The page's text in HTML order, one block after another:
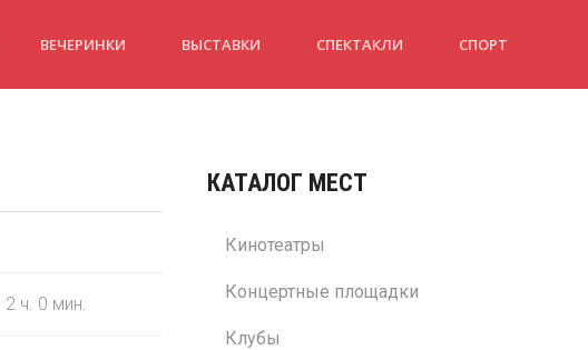
ВЕЧЕРИНКИ ВЫСТАВКИ СПЕКТАКЛИ СПОРТ
2 ч. 0 мин.
КАТАЛОГ МЕСТ
Кинотеатры
Концертные площадки
Клубы